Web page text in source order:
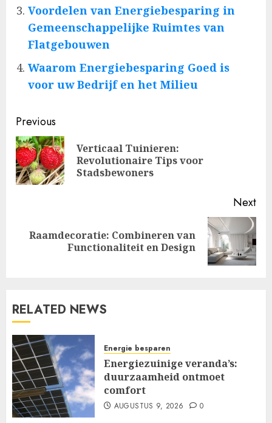
Voordelen van Energiebesparing in
Gemeenschappelijke Ruimtes van
Flatgebouwen
Waarom Energiebesparing Goed is
voor uw Bedrijf en het Milieu
Post
navigation
Previous
Verticaal Tuinieren:
Revolutionaire Tips voor
Stadsbewoners
Next
Next
Raamdecoratie: Combineren van
Functionaliteit en Design
RELATED NEWS
Energie besparen
Energiezuinige veranda’s:
duurzaamheid ontmoet
comfort
AUGUSTUS 9, 2026 0